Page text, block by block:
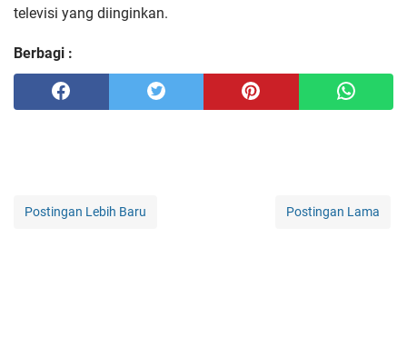
televisi yang diinginkan.
Berbagi :
Postingan Lebih Baru Postingan Lama